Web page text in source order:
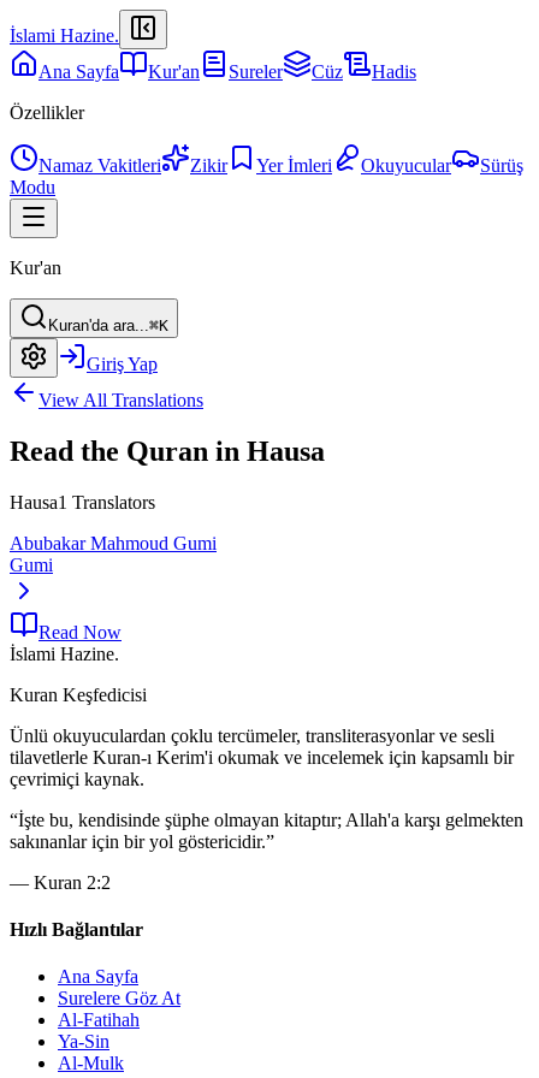
İslami Hazine.
Ana Sayfa
Kur'an Sureler Cüz
Hadis
Özellikler
Namaz Vakitleri Zikir Yer İmleri Okuyucular
Sürüş
Modu
Kur'an
Kuran'da ara...⌘K
Giriş Yap
View All Translations
Read the Quran in Hausa
Hausa1 Translators
Abubakar Mahmoud Gumi
Gumi
Read Now
İslami Hazine.
Kuran Keşfedicisi
Ünlü okuyuculardan çoklu tercümeler, transliterasyonlar ve sesli
tilavetlerle Kuran-ı Kerim'i okumak ve incelemek için kapsamlı bir
çevrimiçi kaynak.
“İşte bu, kendisinde şüphe olmayan kitaptır; Allah'a karşı gelmekten
sakınanlar için bir yol göstericidir.”
— Kuran 2:2
Hızlı Bağlantılar
Ana Sayfa
Surelere Göz At
Al-Fatihah
Ya-Sin
Al-Mulk